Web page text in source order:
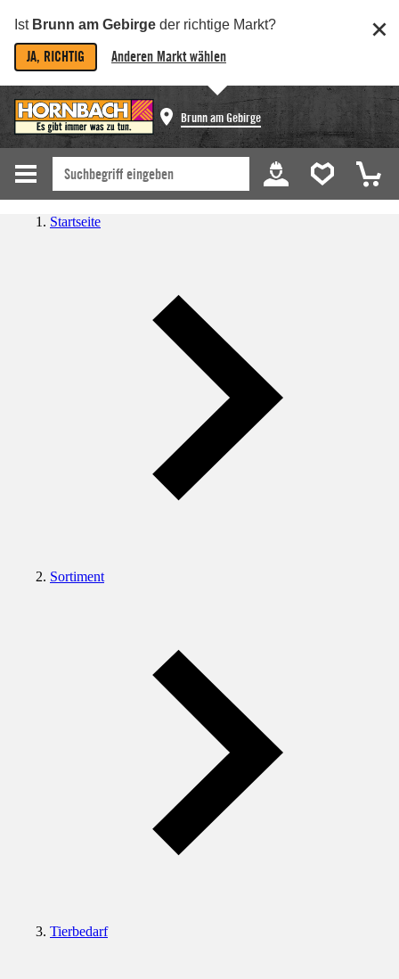
Ist Brunn am Gebirge der richtige Markt?
JA, RICHTIG Anderen Markt wählen
Brunn am Gebirge
Startseite
Sortiment
Tierbedarf